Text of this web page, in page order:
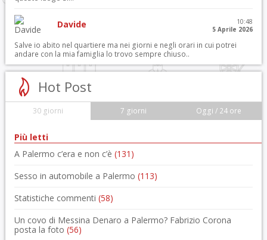
Davide
10:48
5 Aprile 2026
Salve io abito nel quartiere ma nei giorni e negli orari in cui potrei
andare con la mia famiglia lo trovo sempre chiuso..
Hot Post
30 giorni 7 giorni Oggi / 24 ore
Più letti
A Palermo c’era e non c’è (131)
Sesso in automobile a Palermo (113)
Statistiche commenti (58)
Un covo di Messina Denaro a Palermo? Fabrizio Corona
posta la foto (56)